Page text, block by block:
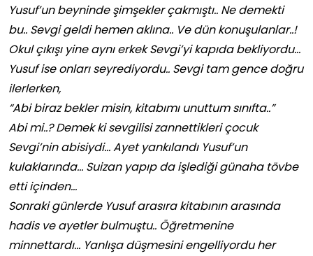
Yusuf’un beyninde şimşekler çakmıştı.. Ne demekti
bu.. Sevgi geldi hemen aklına.. Ve dün konuşulanlar..!
Okul çıkışı yine aynı erkek Sevgi’yi kapıda bekliyordu…
Yusuf ise onları seyrediyordu.. Sevgi tam gence doğru
ilerlerken,
“Abi biraz bekler misin, kitabımı unuttum sınıfta..”
Abi mi..? Demek ki sevgilisi zannettikleri çocuk
Sevgi’nin abisiydi… Ayet yankılandı Yusuf’un
kulaklarında… Suizan yapıp da işlediği günaha tövbe
etti içinden…
Sonraki günlerde Yusuf arasıra kitabının arasında
hadis ve ayetler bulmuştu.. Öğretmenine
minnettardı… Yanlışa düşmesini engelliyordu her